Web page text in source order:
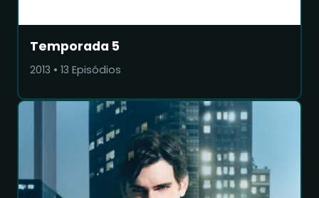
Temporada 5
2013 • 13 Episódios